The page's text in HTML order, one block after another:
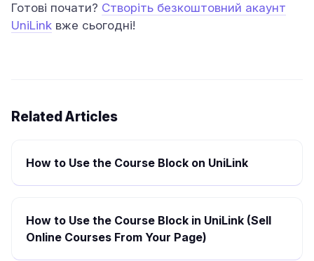
Готові почати? Створіть безкоштовний акаунт
UniLink вже сьогодні!
Related Articles
How to Use the Course Block on UniLink
How to Use the Course Block in UniLink (Sell
Online Courses From Your Page)